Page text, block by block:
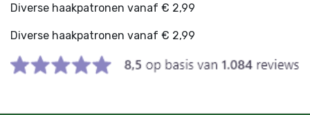
Diverse haakpatronen vanaf € 2,99
Diverse haakpatronen vanaf € 2,99